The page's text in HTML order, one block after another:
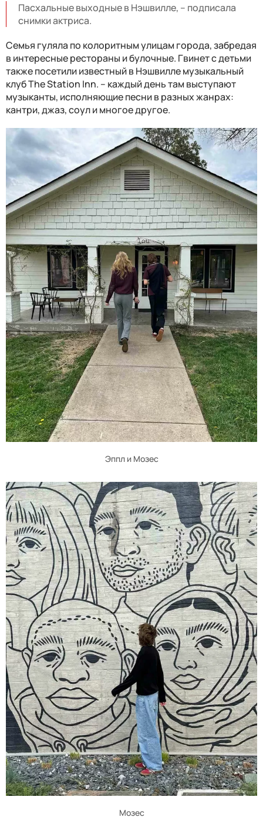
Пасхальные выходные в Нэшвилле, – подписала
снимки актриса.
Семья гуляла по колоритным улицам города, забредая
в интересные рестораны и булочные. Гвинет с детьми
также посетили известный в Нэшвилле музыкальный
клуб The Station Inn. – каждый день там выступают
музыканты, исполняющие песни в разных жанрах:
кантри, джаз, соул и многое другое.
Эппл и Мозес
Мозес